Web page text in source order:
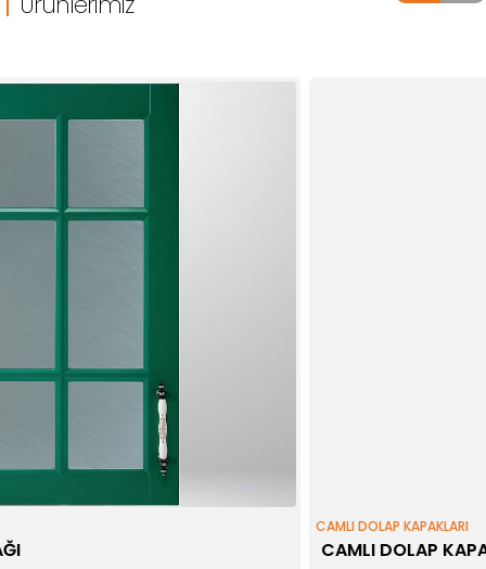
CAMLI DOLAP KAPAKLARI
CAMLI DOLAP KAPAĞI